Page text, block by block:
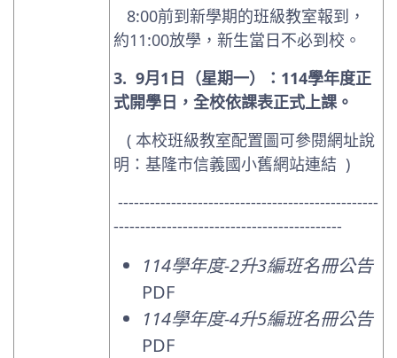
8:00前到新學期的班級教室報到，
約11:00放學，新生當日不必到校。
3.9月1 日（星期一）： 114學年度正
式開學日，全校依課表正式上課。
( 本校班級教室配置圖可參閱網址說
明：基隆市信義國小舊網站連結 )
-------------------------------------------------
-------------------------------------------
114學年度-2升3編班名冊公告
PDF
114學年度-4升5編班名冊公告
PDF